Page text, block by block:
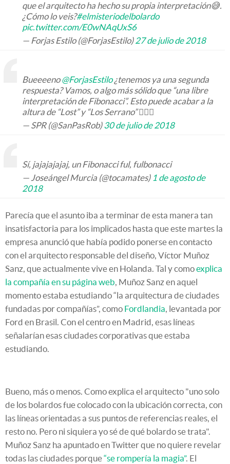
que el arquitecto ha hecho su propia interpretación😅.
¿Cómo lo veis?#elmisteriodelbolardo
pic.twitter.com/E0wNAqUxS6
— Forjas Estilo (@ForjasEstilo)27 de julio de 2018
Bueeeeno@ForjasEstilo¿tenemos ya una segunda
respuesta? Vamos, o algo más sólido que “una libre
interpretación de Fibonacci”. Esto puede acabar a la
altura de “Lost” y “Los Serrano” 🤦🏻‍♂️
— SPR (@SanPasRob)30 de julio de 2018
Sí, jajajajajaj, un Fibonacci ful, fulbonacci
— Joseángel Murcia (@tocamates) 1 de agosto de
2018
Parecía que el asunto iba a terminar de esta manera tan
insatisfactoria para los implicados hasta que este martes la
empresa anunció que había podido ponerse en contacto
con el arquitecto responsable del diseño, Víctor Muñoz
Sanz, que actualmente vive en Holanda. Tal y comoexplica
la compañía en su página web, Muñoz Sanz en aquel
momento estaba estudiando “la arquitectura de ciudades
fundadas por compañías”, como Fordlandia, levantada por
Ford en Brasil. Con el centro en Madrid, esas líneas
señalarían esas ciudades corporativas que estaba
estudiando.
Bueno, más o menos. Como explica el arquitecto "uno solo
de los bolardos fue colocado con la ubicación correcta, con
las líneas orientadas a sus puntos de referencias reales, el
resto no. Pero ni siquiera yo sé de qué bolardo se trata".
Muñoz Sanz ha apuntado en Twitter que no quiere revelar
todas las ciudades porque“se rompería la magia”. El